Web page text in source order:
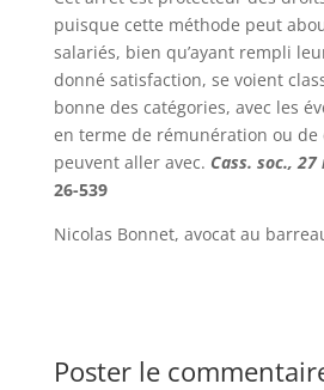
puisque cette méthode peut
salariés, bien qu’ayant rempli
donné satisfaction, se voient
bonne des catégories, avec les
en terme de rémunération ou
peuvent aller avec. Cass. soc.,
26-539
Nicolas Bonnet, avocat au
Poster le